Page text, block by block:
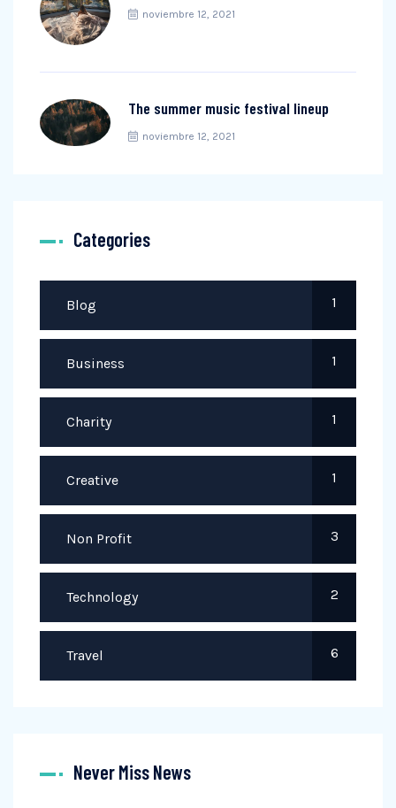
noviembre 12, 2021
The summer music festival lineup
noviembre 12, 2021
Categories
Blog 1
Business 1
Charity 1
Creative 1
Non Profit 3
Technology 2
Travel 6
Never Miss News